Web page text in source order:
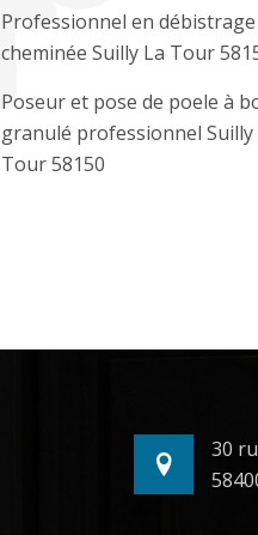
Professionnel en débistrage
cheminée Suilly La Tour
Poseur et pose de poele à
granulé professionnel Suilly
Tour 58150
30